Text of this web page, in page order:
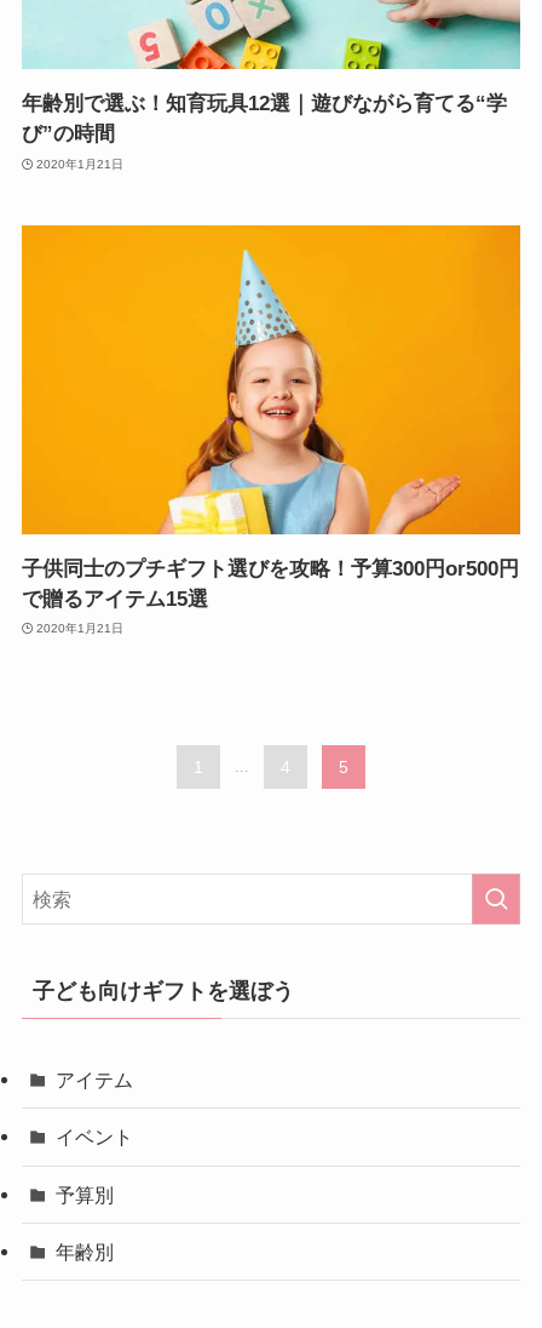
年齢別で選ぶ！知育玩具12選｜遊びながら育てる“学
び”の時間
2020年1月21日
子供同士のプチギフト選びを攻略！予算300円or500円
で贈るアイテム15選
2020年1月21日
1 4 5
子ども向けギフトを選ぼう
アイテム
イベント
予算別
年齢別